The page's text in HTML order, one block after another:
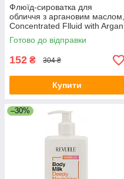
Флюїд-сироватка для
обличчя з аргановим маслом,
Concentrated Flluid with Argan
Oil, Revuele, 7*2 ml
Готово до відправки
152 ₴ 304 ₴
Купити
–30%